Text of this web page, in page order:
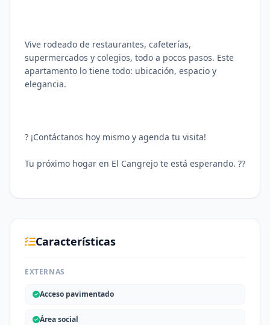
Vive rodeado de restaurantes, cafeterías,
supermercados y colegios, todo a pocos pasos. Este
apartamento lo tiene todo: ubicación, espacio y
elegancia.
? ¡Contáctanos hoy mismo y agenda tu visita!
Tu próximo hogar en El Cangrejo te está esperando. ??
Características
EXTERNAS
Acceso pavimentado
Área social